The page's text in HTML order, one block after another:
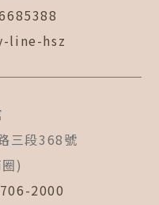
line-hsz
三段368號
)
2000